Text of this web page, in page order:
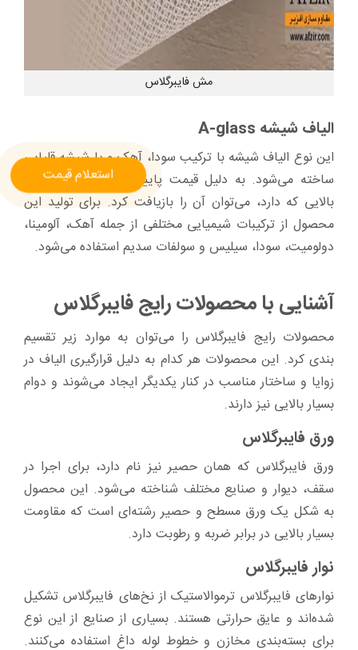
مش فایبرگلاس
الیاف شیشه A-glass
این نوع الیاف شیشه با ترکیب سودا، آهک و یا شیشه قلیایی
ساخته می‌شود. به دلیل قیمت پایین و پایداری شیمیایی
بالایی که دارد، می‌توان آن را بازیافت کرد. برای تولید این
محصول از ترکیبات شیمیایی مختلفی از جمله آهک، آلومینا،
دولومیت، سودا، سیلیس و سولفات سدیم استفاده می‌شود.
آشنایی با محصولات رایج فایبرگلاس
محصولات رایج فایبرگلاس را می‌توان به موارد زیر تقسیم
بندی کرد. این محصولات هر کدام به دلیل قرارگیری الیاف در
زوایا و ساختار مناسب در کنار یکدیگر ایجاد می‌شوند و دوام
بسیار بالایی نیز دارند.
ورق فایبرگلاس
ورق فایبرگلاس که همان حصیر نیز نام دارد، برای اجرا در
سقف، دیوار و صنایع مختلف شناخته می‌شود. این محصول
به شکل یک ورق مسطح و حصیر رشته‌ای است که مقاومت
بسیار بالایی در برابر ضربه و رطوبت دارد.
نوار فایبرگلاس
نوارهای فایبرگلاس ترموالاستیک از نخ‌های فایبرگلاس تشکیل
شده‌اند و عایق حرارتی هستند. بسیاری از صنایع از این نوع
برای بسته‌بندی مخازن و خطوط لوله داغ استفاده می‌کنند.
استعلام قیمت